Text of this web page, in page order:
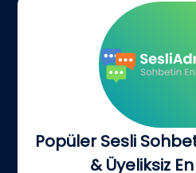
Popüler Sesli
& Üyeliksiz